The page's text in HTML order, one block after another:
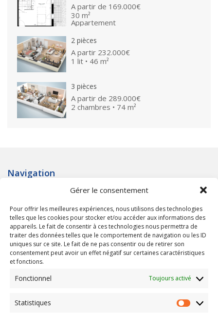
Gérer le consentement
Pour offrir les meilleures expériences, nous utilisons des technologies
telles que les cookies pour stocker et/ou accéder aux informations des
appareils. Le fait de consentir à ces technologies nous permettra de
traiter des données telles que le comportement de navigation ou les ID
uniques sur ce site. Le fait de ne pas consentir ou de retirer son
consentement peut avoir un effet négatif sur certaines caractéristiques
et fonctions.
Fonctionnel Toujours activé
Statistiques
A partir de 169.000€
30 m²
Appartement
2 pièces
A partir 232.000€
1 lit • 46 m²
3 pièces
A partir de 289.000€
2 chambres • 74 m²
Navigation
Programmes neufs
Terrains à bâtir
Informations
Nos réferences
Calculette immobilière